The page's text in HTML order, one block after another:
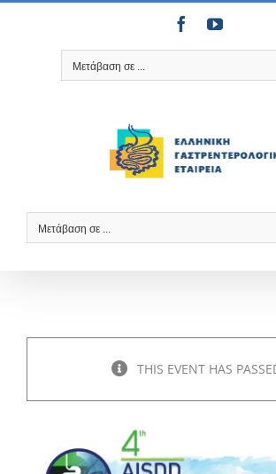
Μετάβαση
FacebookYouTube
Μετάβαση σε ...
Μετάβαση σε ...
THIS EVENT HAS